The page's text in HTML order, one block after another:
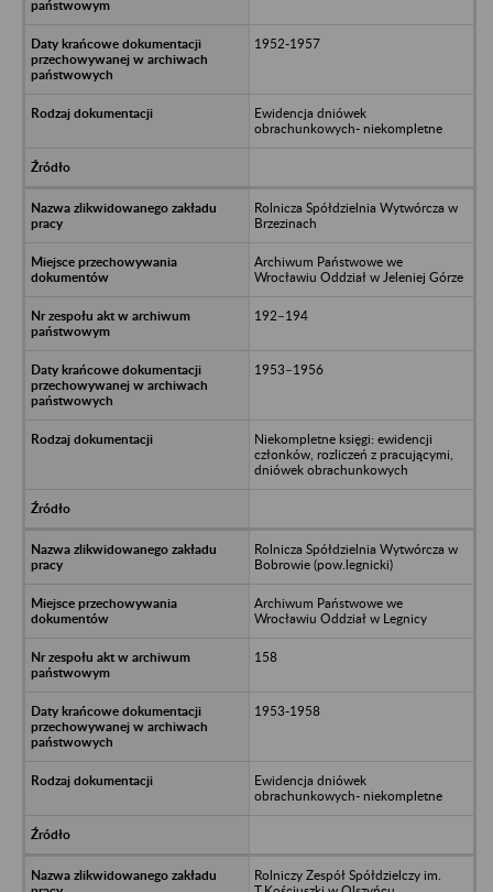
1952-1957
Ewidencja dniówek
obrachunkowych- niekompletne
Rolnicza Spółdzielnia Wytwórcza w
Brzezinach
Archiwum Państwowe we
Wrocławiu Oddział w Jeleniej Górze
192–194
1953–1956
Niekompletne księgi: ewidencji
członków, rozliczeń z pracującymi,
dniówek obrachunkowych
Rolnicza Spółdzielnia Wytwórcza w
Bobrowie (pow.legnicki)
Archiwum Państwowe we
Wrocławiu Oddział w Legnicy
158
1953-1958
Ewidencja dniówek
obrachunkowych- niekompletne
Rolniczy Zespół Spółdzielczy im.